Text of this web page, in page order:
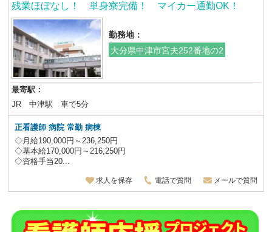
残業ほぼなし！ 単身寮完備！ マイカー通勤OK！
勤務地：
大分県中津市宮夫252番地の2
最寄駅：
JR 中津駅 車で5分
正看護師 病院 常勤 病棟
◇月給190,000円～236,250円
◇基本給170,000円～216,250円
◇資格手当20...
求人を保存 電話で質問 メールで質問